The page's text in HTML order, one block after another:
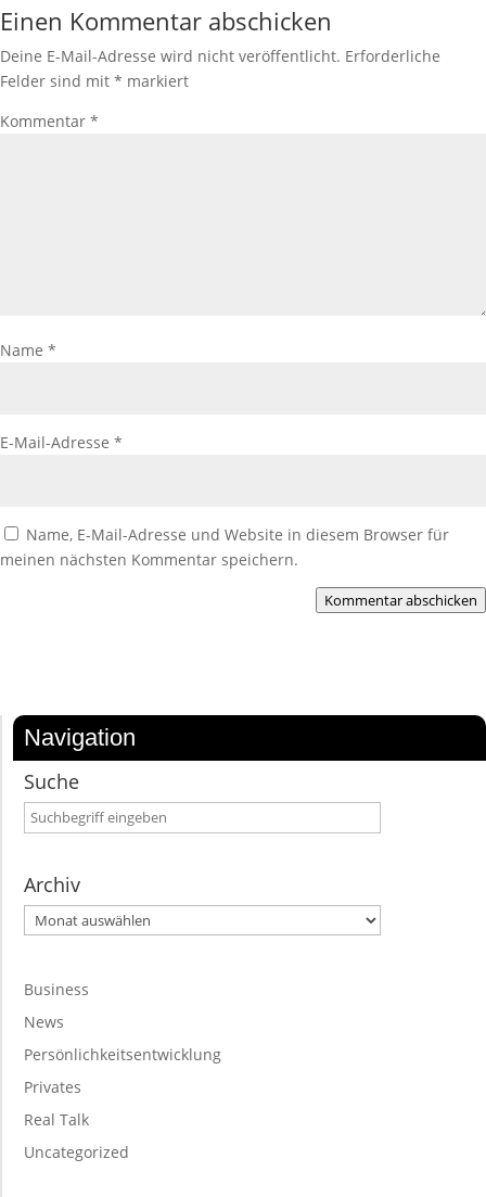
Einen Kommentar abschicken
Deine E-Mail-Adresse wird nicht veröffentlicht. Erforderliche
Felder sind mit * markiert
Kommentar *
Name *
E-Mail-Adresse *
Name, E-Mail-Adresse und Website in diesem Browser für
meinen nächsten Kommentar speichern.
Kommentar abschicken
Navigation
Suche
Archiv
Archiv
Business
News
Persönlichkeitsentwicklung
Privates
Real Talk
Uncategorized